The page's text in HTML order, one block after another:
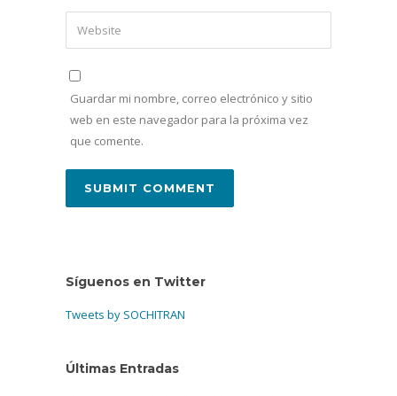
Guardar mi nombre, correo electrónico y sitio
web en este navegador para la próxima vez
que comente.
Síguenos en Twitter
Tweets by SOCHITRAN
Últimas Entradas